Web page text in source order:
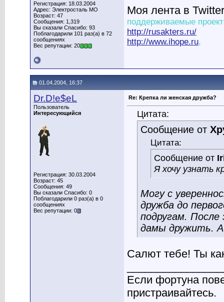
Регистрация: 18.03.2004
Адрес: Электросталь МО
Возраст: 47
Сообщения: 1,319
Вы сказали Спасибо: 93
Поблагодарили 101 раз(а) в 72
сообщениях
Вес репутации: 20
Моя лента в
поддерживаемые
http://rusakters.ru/
http://www.ihope.ru,
01.04.2004, 16:37
Dr.D!e$eL
Пользователь
Интересующийся
Регистрация: 30.03.2004
Возраст: 45
Сообщения: 49
Вы сказали Спасибо: 0
Поблагодарили 0 раз(а) в 0
сообщениях
Вес репутации: 0
Re: Крепка ли женская дружба?
Цитата:
Сообщение от
Цитата:
Сообщение от
Я хочу узнать
Могу с
дружба до
подругам.
дамы дружить. А
Салют тебе! Ты
Если фортуна
пристраивайтесь.